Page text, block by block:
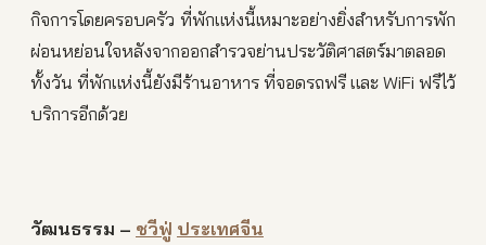
กิจการโดยครอบครัว ที่พักแห่งนี้เหมาะอย่างยิ่งสำหรับการพัก
ผ่อนหย่อนใจหลังจากออกสำรวจย่านประวัติศาสตร์มาตลอด
ทั้งวัน ที่พักแห่งนี้ยังมีร้านอาหาร ที่จอดรถฟรี และ WiFi ฟรีไว้
บริการอีกด้วย
วัฒนธรรม – ชวีฟู่ ประเทศจีน